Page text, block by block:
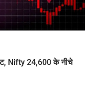
Nifty 24,600 के नीचे